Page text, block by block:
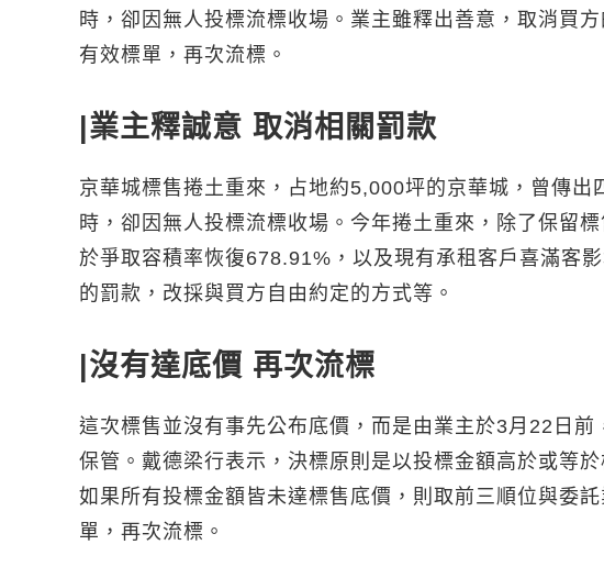
時，卻因無人投標流標收場。業主雖釋出善意，取消買
有效標單，再次流標。
|業主釋誠意 取消相關罰款
京華城標售捲土重來，占地約5,000坪的京華城，曾傳
時，卻因無人投標流標收場。今年捲土重來，除了保留
於爭取容積率恢復678.91%，以及現有承租客戶喜滿客
的罰款，改採與買方自由約定的方式等。
|沒有達底價 再次流標
這次標售並沒有事先公布底價，而是由業主於3月22日
保管。戴德梁行表示，決標原則是以投標金額高於或等
如果所有投標金額皆未達標售底價，則取前三順位與委
單，再次流標。